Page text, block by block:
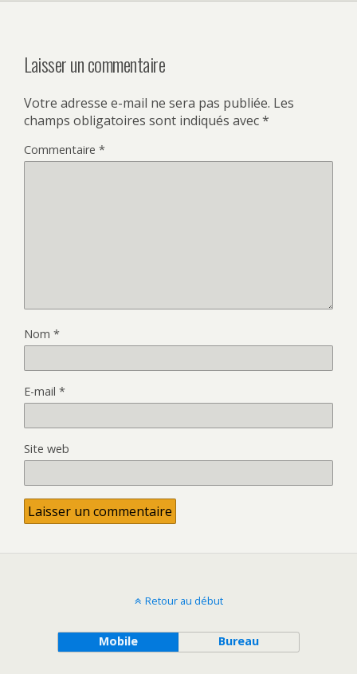
Laisser un commentaire
Votre adresse e-mail ne sera pas publiée. Les
champs obligatoires sont indiqués avec*
Commentaire *
Nom *
E-mail *
Site web
Retour au début
Mobile Bureau